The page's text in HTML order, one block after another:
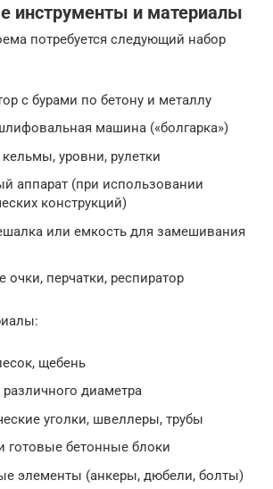
инструменты и материалы
потребуется следующий набор
с бурами по бетону и металлу
машина («болгарка»)
уровни, рулетки
аппарат (при использовании
конструкций)
или емкость для замешивания
очки, перчатки, респиратор
щебень
диаметра
уголки, швеллеры, трубы
готовые бетонные блоки
элементы (анкеры, дюбели, болты)